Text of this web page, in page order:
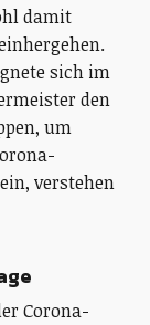
damit
sich im
den
um
verstehen
Corona-